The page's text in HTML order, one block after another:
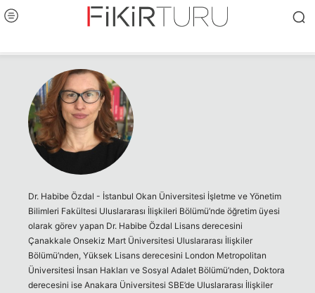
Dr. Habibe Özdal - İstanbul Okan Üniversitesi İşletme ve Yönetim
Bilimleri Fakültesi Uluslararası İlişkileri Bölümü’nde öğretim üyesi
olarak görev yapan Dr. Habibe Özdal Lisans derecesini
Çanakkale Onsekiz Mart Üniversitesi Uluslararası İlişkiler
Bölümü’nden, Yüksek Lisans derecesini London Metropolitan
Üniversitesi İnsan Hakları ve Sosyal Adalet Bölümü’nden, Doktora
derecesini ise Anakara Üniversitesi SBE’de Uluslararası İlişkiler